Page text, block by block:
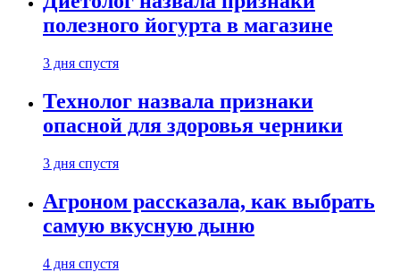
полезного йогурта в магазине
3 дня спустя
Технолог назвала признаки
опасной для здоровья черники
3 дня спустя
Агроном рассказала, как выбрать
самую вкусную дыню
4 дня спустя